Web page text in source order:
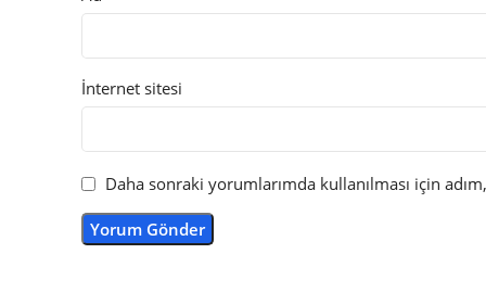
İnternet sitesi
Daha sonraki yorumlarımda kullanılması için